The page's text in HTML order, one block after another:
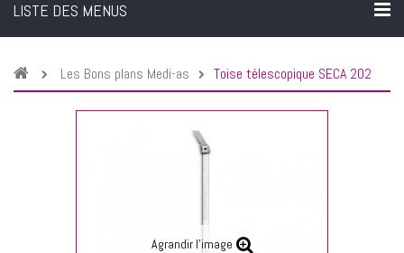
LISTE DES MENUS
Les Bons plans Medi-as Toise télescopique SECA 202
Agrandir l'image